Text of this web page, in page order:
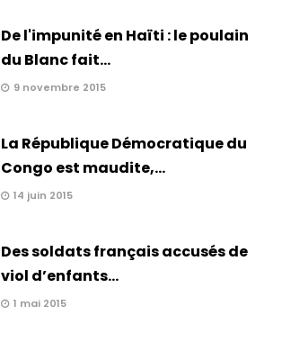
De l'impunité en Haïti : le poulain
du Blanc fait...
9 novembre 2015
La République Démocratique du
Congo est maudite,...
14 juin 2015
Des soldats français accusés de
viol d’enfants...
1 mai 2015